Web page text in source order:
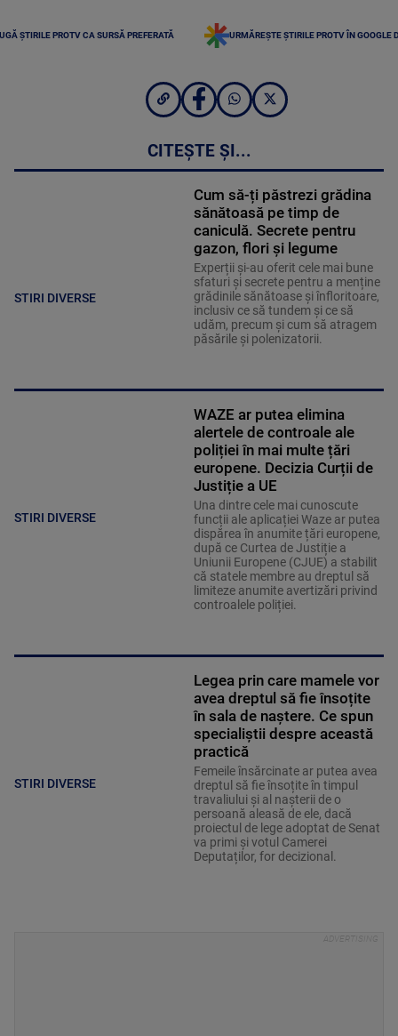
ȘTIRILE PROTV CA SURSĂ PREFERATĂ URMĂREȘTE ȘTIRILE PROTV ÎN GOOGLE
CITEȘTE ȘI...
STIRI DIVERSE
Cum să-ți păstrezi grădina
sănătoasă pe timp de
caniculă. Secrete pentru
gazon, flori și legume
Experții și-au oferit cele mai bune
sfaturi și secrete pentru a menține
grădinile sănătoase și înfloritoare,
inclusiv ce să tundem și ce să
udăm, precum și cum să atragem
păsările și polenizatorii.
STIRI DIVERSE
WAZE ar putea elimina
alertele de controale ale
poliției în mai multe țări
europene. Decizia Curții de
Justiție a UE
Una dintre cele mai cunoscute
funcții ale aplicației Waze ar putea
dispărea în anumite țări europene,
după ce Curtea de Justiție a
Uniunii Europene (CJUE) a stabilit
că statele membre au dreptul să
limiteze anumite avertizări privind
controalele poliției.
STIRI DIVERSE
Legea prin care mamele vor
avea dreptul să fie însoțite
în sala de naștere. Ce spun
specialiștii despre această
practică
Femeile însărcinate ar putea avea
dreptul să fie însoțite în timpul
travaliului și al nașterii de o
persoană aleasă de ele, dacă
proiectul de lege adoptat de Senat
va primi și votul Camerei
Deputaților, for decizional.